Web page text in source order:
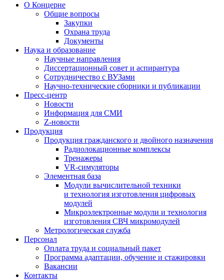
О Концерне
Общие вопросы
Закупки
Охрана труда
Документы
Наука и образование
Научные направления
Диссертационный совет и аспирантура
Сотрудничество с ВУЗами
Научно-технические сборники и публикации
Пресс-центр
Новости
Информация для СМИ
Z-новости
Продукция
Продукция гражданского и двойного назначения
Радиолокационные комплексы
Тренажеры
VR-симуляторы
Элементная база
Модули вычислительной техники
и технология изготовления цифровых
модулей
Микроэлектронные модули и технология
изготовления СВЧ микромодулей
Метрологическая служба
Персонал
Оплата труда и социальный пакет
Программа адаптации, обучение и стажировки
Вакансии
Контакты